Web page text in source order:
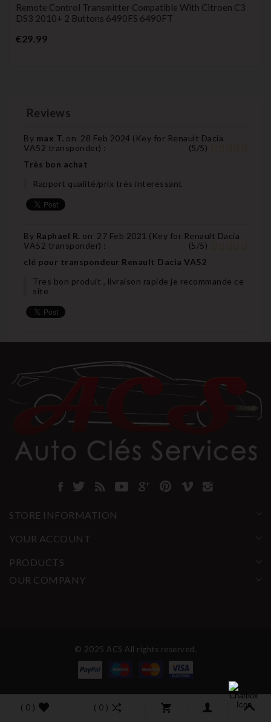
Remote Control Transmitter Compatible With Citroen C3
DS3 2010+ 2 Buttons 6490FS 6490FT
€29.99Price
Reviews
By max T. on 28 Feb 2024 ( Key for Renault Dacia
VA52 transponder) : (5/5)
Très bon achat
Rapport qualité/prix très interessant
By Raphael R. on 27 Feb 2021 ( Key for Renault Dacia
VA52 transponder) : (5/5)
clé pour transpondeur Renault Dacia VA52
Tres bon produit , livraison rapide je recommande ce
site
STORE INFORMATION
YOUR ACCOUNT
PRODUCTS
OUR COMPANY
© 2025 ACS All rights reserved.
( 0 ) ( 0 )